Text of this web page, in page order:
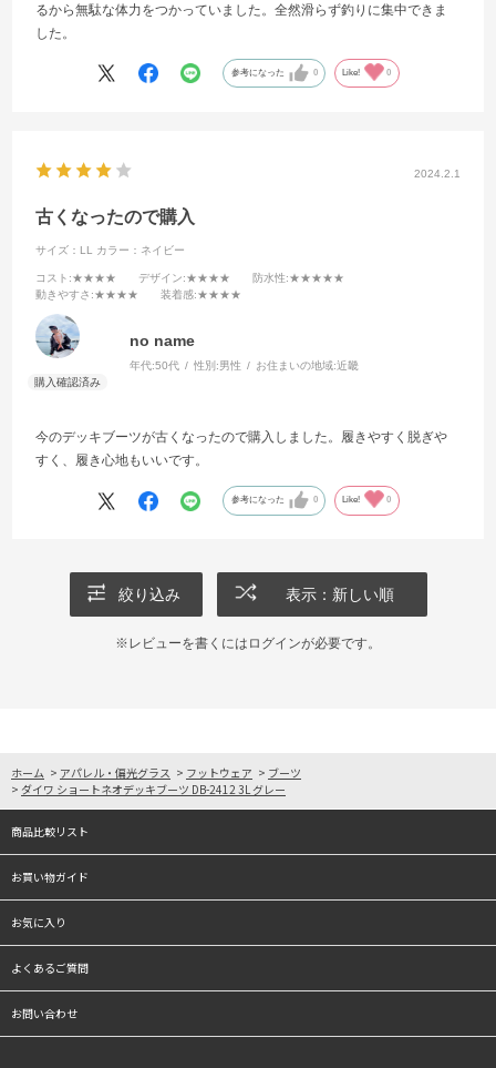
るから無駄な体力をつかっていました。全然滑らず釣りに集中できま
した。
参考になった 0 Like! 0
2024.2.1
古くなったので購入
サイズ：LL カラー：ネイビー
コスト :★★★★ デザイン:★★★★ 防水性:★★★★★
動きやすさ :★★★★ 装着感:★★★★
no name
年代:50代 性別:男性 お住まいの地域:近畿
今のデッキブーツが古くなったので購入しました。履きやすく脱ぎや
すく、履き心地もいいです。
参考になった 0 Like! 0
絞り込み 表示：新しい順
※レビューを書くには ログインが必要です。
ホーム > アパレル・偏光グラス > フットウェア > ブーツ
> ダイワ ショートネオデッキブーツ DB-2412 3L グレー
商品比較リスト
お買い物ガイド
お気に入り
よくあるご質問
お問い合わせ